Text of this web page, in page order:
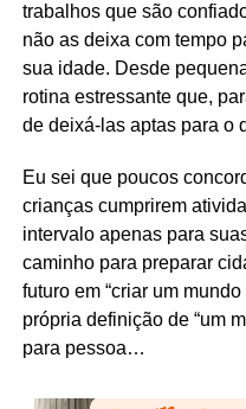
trabalhos que são
não as deixa com tempo
sua idade. Desde
rotina estressante que,
de deixá-las aptas para o
Eu sei que poucos
crianças cumprirem
intervalo apenas para
caminho para preparar
futuro em “criar um
própria definição de “um
para pessoa…